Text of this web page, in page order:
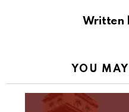
Written
YOU